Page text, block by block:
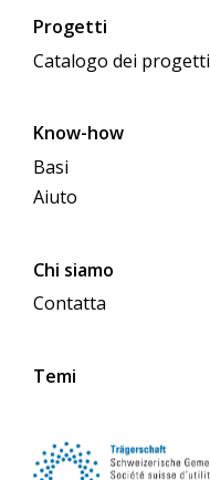
Progetti
Catalogo dei progetti
Know-how
Basi
Aiuto
Chi siamo
Contatta
Temi